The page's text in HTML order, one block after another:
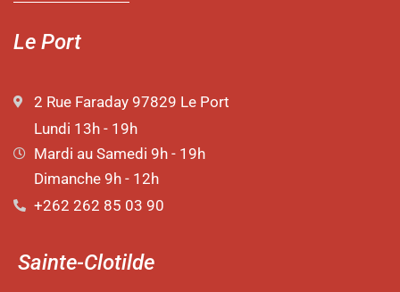
Le Port
2 Rue Faraday 97829 Le Port
Lundi 13h - 19h
Mardi au Samedi 9h - 19h
Dimanche 9h - 12h
+262 262 85 03 90
Sainte-Clotilde